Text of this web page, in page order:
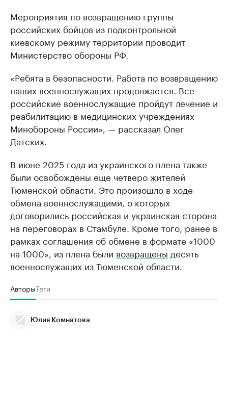
Мероприятия по возвращению группы
российских бойцов из подконтрольной
киевскому режиму территории проводит
Министерство обороны РФ.
«Ребята в безопасности. Работа по возвращению
наших военнослужащих продолжается. Все
российские военнослужащие пройдут лечение и
реабилитацию в медицинских учреждениях
Минобороны России», — рассказал Олег
Датских.
В июне 2025 года из украинского плена также
были освобождены еще четверо жителей
Тюменской области. Это произошло в ходе
обмена военнослужащими, о которых
договорились российская и украинская сторона
на переговорах в Стамбуле. Кроме того, ранее в
рамках соглашения об обмене в формате «1000
на 1000», из плена были возвращены десять
военнослужащих из Тюменской области.
АвторыТеги
Юлия Комнатова